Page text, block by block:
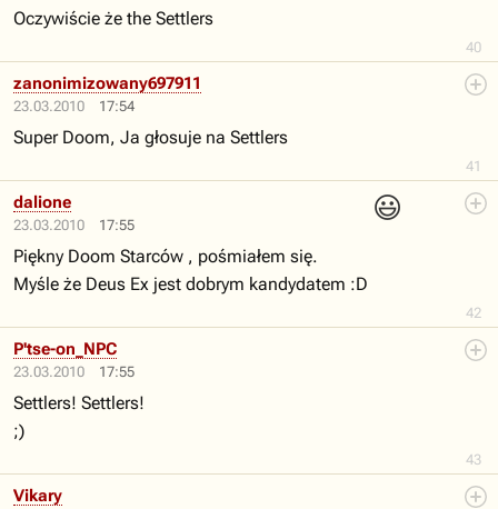
40
Oczywiście że the Settlers
23.03.2010 17:54
41
zanonimizowany697911
Super Doom, Ja głosuje na Settlers
23.03.2010 17:55
😃
42
dalione
Piękny Doom Starców , pośmiałem się.
Myśle że Deus Ex jest dobrym kandydatem :D
23.03.2010 17:55
43
P'tse-on_NPC
Settlers! Settlers!
;)
Vikary